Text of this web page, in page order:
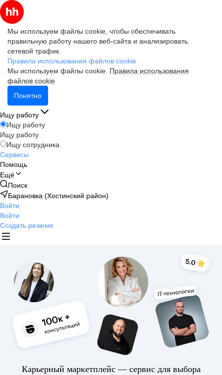
Мы используем файлы cookie, чтобы обеспечивать
правильную работу нашего веб-сайта и анализировать
сетевой трафик.
Правила использования файлов cookie
Мы используем файлы cookie. Правила использования
файлов cookie
Понятно
Ищу работу
Ищу работу
Ищу работу
Ищу сотрудника
Сервисы
Помощь
Ещё
Поиск
Барановка (Хостинский район)
Войти
Войти
Создать резюме
Карьерный маркетплейс — сервис для выбора